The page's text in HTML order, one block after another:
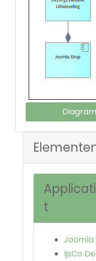
t
Joomla
IjsCo